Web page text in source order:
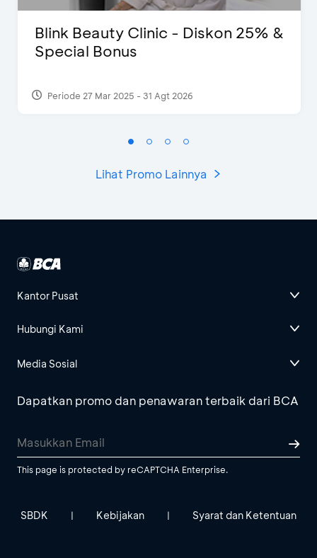
Blink Beauty Clinic - Diskon 25% &
Special Bonus
Periode 27 Mar 2025 - 31 Agt 2026
Lihat Promo Lainnya
Kantor Pusat
Hubungi Kami
Media Sosial
Dapatkan promo dan penawaran terbaik dari BCA
This page is protected by reCAPTCHA Enterprise.
SBDK | Kebijakan | Syarat dan Ketentuan